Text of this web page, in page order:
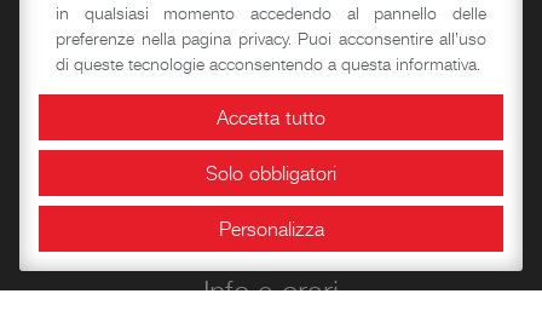
Laboratori storico-didattici
Spazi per eventi
Area Congressuale
Sale espositive
Info e orari
in qualsiasi momento accedendo al pannello delle
preferenze nella pagina privacy. Puoi acconsentire all'uso
di queste tecnologie acconsentendo a questa informativa.
Accetta tutto
Solo obbligatori
Personalizza